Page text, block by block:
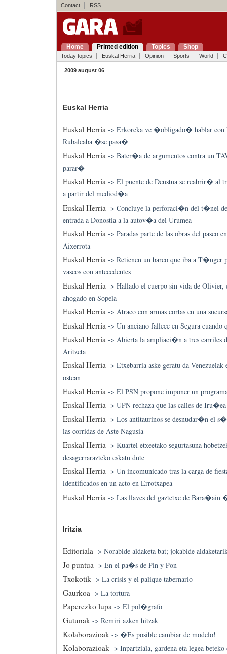
Contact RSS
Home Printed edition Topics Shop
Today topics Euskal Herria Opinion Sports World
2009 august 06
Euskal Herria
Euskal Herria-> Erkoreka ve �obligado� hablar con
Rubalcaba �se pasa�
Euskal Herria -> Bater�a de argumentos contra un
parar�
Euskal Herria-> El puente de Deustua se reabrir�
a partir del mediod�a
Euskal Herria -> Concluye la perforaci�n del t�nel
entrada a Donostia a la autov�a del Urumea
Euskal Herria-> Paradas parte de las obras del paseo
Aixerrota
Euskal Herria-> Retienen un barco que iba a T�nger
vascos con antecedentes
Euskal Herria -> Hallado el cuerpo sin vida de
ahogado en Sopela
Euskal Herria-> Atraco con armas cortas en una
Euskal Herria -> Un anciano fallece en Segura cuando
Euskal Herria-> Abierta la ampliaci�n a tres carriles
Aritzeta
Euskal Herria-> Etxebarria aske geratu da Venezuelak
ostean
Euskal Herria -> El PSN propone imponer un
Euskal Herria-> UPN rechaza que las calles de
Euskal Herria-> Los antitaurinos se desnudar�n el
las corridas de Aste Nagusia
Euskal Herria-> Kuartel etxeetako segurtasuna
desagerrarazteko eskatu dute
Euskal Herria-> Un incomunicado tras la carga de
identificados en un acto en Errotxapea
Euskal Herria -> Las llaves del gaztetxe de
Iritzia
Editoriala-> Norabide aldaketa bat; jokabide
Jo puntua-> En el pa�s de Pin y Pon
Txokotik-> La crisis y el palique tabernario
Gaurkoa -> La tortura
Paperezko lupa-> El pol�grafo
Gutunak-> Remiri azken hitzak
Kolaborazioak -> �Es posible cambiar de modelo!
Kolaborazioak-> Inpartziala, gardena eta legea